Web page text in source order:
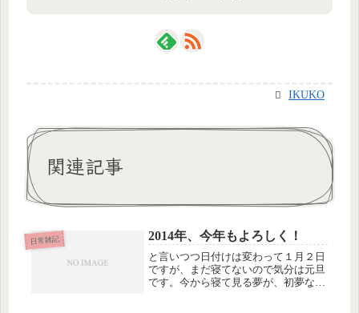
IKUKO
関連記事
日常雑記 2014年、今年もよろしく！
と言いつつ日付けは変わって１月２日
ですが、まだ寝てないので気分は元旦
です。今から寝て見る夢が、初夢なん